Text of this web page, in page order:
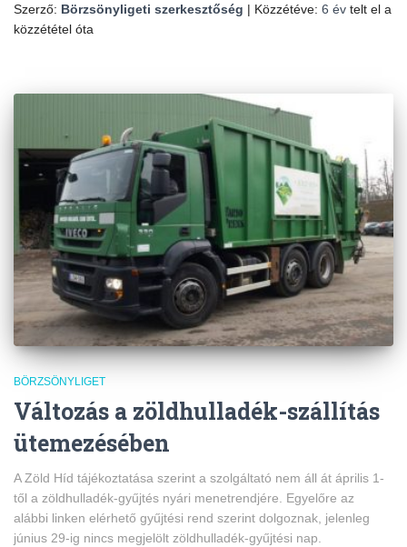
Szerző: Börzsönyligeti szerkesztőség | Közzétéve: 6 év telt el a
közzététel óta
BÖRZSÖNYLIGET
Változás a zöldhulladék-szállítás
ütemezésében
A Zöld Híd tájékoztatása szerint a szolgáltató nem áll át április 1-
től a zöldhulladék-gyűjtés nyári menetrendjére. Egyelőre az
alábbi linken elérhető gyűjtési rend szerint dolgoznak, jelenleg
június 29-ig nincs megjelölt zöldhulladék-gyűjtési nap.